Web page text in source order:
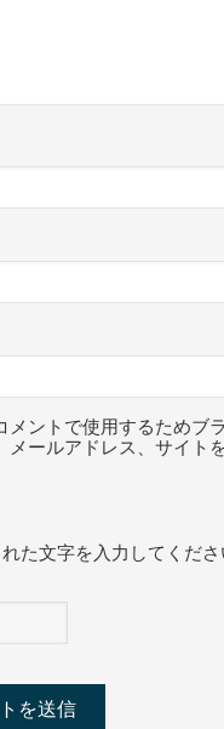
メントで使用するためブ
メールアドレス、サイト
れた文字を入力してくださ